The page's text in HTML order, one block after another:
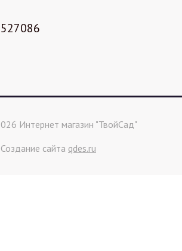
Интернет магазин "ТвойСад"
Создание сайта qdes.ru